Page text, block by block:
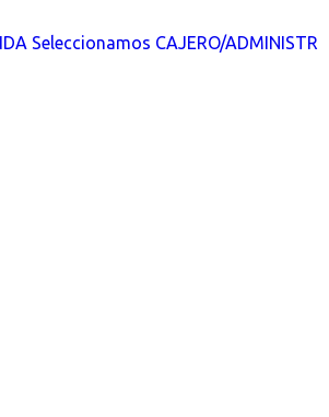
Seleccionamos CAJERO/ADMINISTR